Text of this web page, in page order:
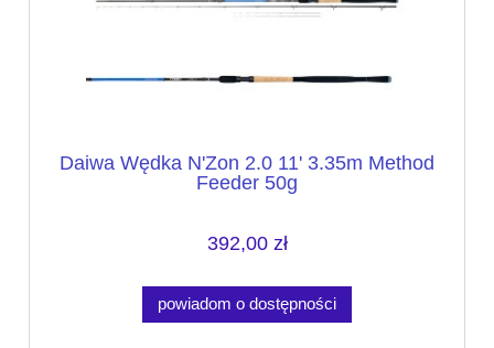
Daiwa Wędka N'Zon 2.0 11' 3.35m Method
Feeder 50g
392,00 zł
powiadom o dostępności